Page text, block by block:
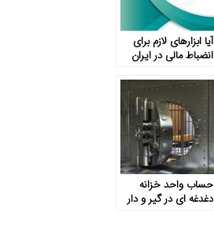
آیا ابزارهای لازم برای
انضباط مالی در ایران
حساب واحد خزانه
دغدغه ­ای در گیر و دار